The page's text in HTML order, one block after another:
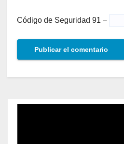
Código de Seguridad 91 −